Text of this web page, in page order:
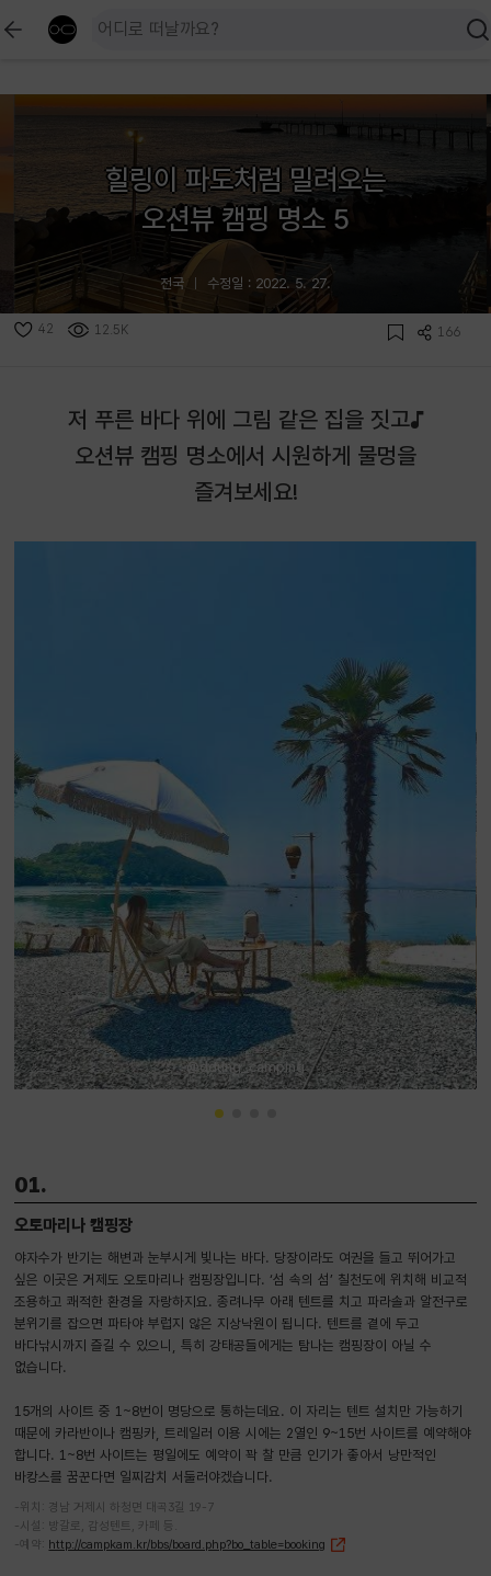
힐링이 파도처럼 밀려오는
오션뷰 캠핑 명소 5
전국 수정일 : 2022. 5. 27.
42 12.5K 166
저 푸른 바다 위에 그림 같은 집을 짓고♪
오션뷰 캠핑 명소에서 시원하게 물멍을
즐겨보세요!
@ddung_camping
01.
오토마리나 캠핑장
야자수가 반기는 해변과 눈부시게 빛나는 바다. 당장이라도 여권을 들고 뛰어가고
싶은 이곳은 거제도 오토마리나 캠핑장입니다. ‘섬 속의 섬’ 칠천도에 위치해 비교적
조용하고 쾌적한 환경을 자랑하지요. 종려나무 아래 텐트를 치고 파라솔과 알전구로
분위기를 잡으면 파타야 부럽지 않은 지상낙원이 됩니다. 텐트를 곁에 두고
바다낚시까지 즐길 수 있으니, 특히 강태공들에게는 탐나는 캠핑장이 아닐 수
없습니다.
15개의 사이트 중 1~8번이 명당으로 통하는데요. 이 자리는 텐트 설치만 가능하기
때문에 카라반이나 캠핑카, 트레일러 이용 시에는 2열인 9~15번 사이트를 예약해야
합니다. 1~8번 사이트는 평일에도 예약이 꽉 찰 만큼 인기가 좋아서 낭만적인
바캉스를 꿈꾼다면 일찌감치 서둘러야겠습니다.
-위치: 경남 거제시 하청면 대곡3길 19-7
-시설: 방갈로, 감성텐트, 카페 등.
-예약: http://campkam.kr/bbs/board.php?bo_table=booking